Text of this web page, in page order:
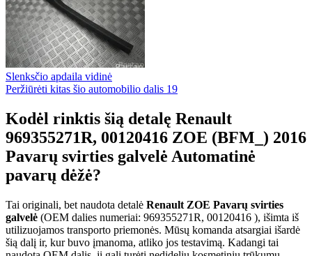
Slenksčio apdaila vidinė
Peržiūrėti kitas šio automobilio dalis 19
Kodėl rinktis šią detalę Renault
969355271R, 00120416 ZOE (BFM_) 2016
Pavarų svirties galvelė Automatinė
pavarų dėžė?
Tai originali, bet naudota detalė Renault ZOE Pavarų svirties
galvelė (OEM dalies numeriai: 969355271R, 00120416 ), išimta iš
utilizuojamos transporto priemonės. Mūsų komanda atsargiai išardė
šią dalį ir, kur buvo įmanoma, atliko jos testavimą. Kadangi tai